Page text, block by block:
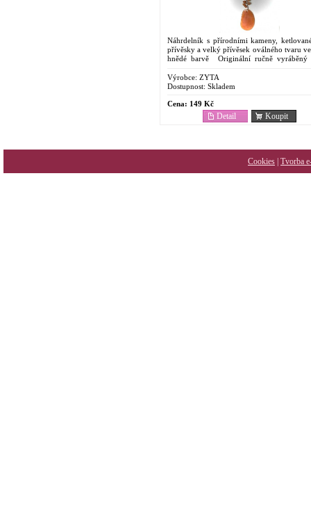
Náhrdelník s přírodními kameny,
přívěsky a velký přívěsek oválného tvaru
hnědé barvě Originální ručně vyráběný
Výrobce: ZYTA
Dostupnost: Skladem
Cena: 149 Kč
Koupit
Detail
Cookies | Tvorba